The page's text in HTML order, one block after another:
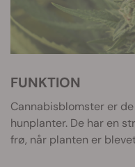
FUNKTION
Cannabisblomster er
hunplanter. De har en
frø, når planten er